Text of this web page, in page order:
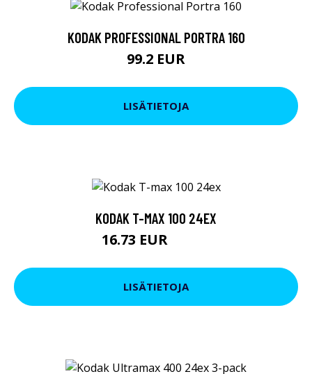
KODAK PROFESSIONAL PORTRA 160
99.2 EUR
LISÄTIETOJA
KODAK T-MAX 100 24EX
16.73 EUR
LISÄTIETOJA